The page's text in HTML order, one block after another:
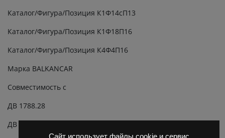
Сайт использует файлы cookie и сервис
Каталог/Фигура/Позиция К1Ф14cП13
Каталог/Фигура/Позиция К1Ф18П16
Каталог/Фигура/Позиция К4Ф4П16
Марка BALKANCAR
Совместимость с
ДВ 1788.28
ДВ 1788.33